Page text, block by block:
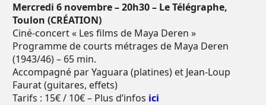
Mercredi 6 novembre – 20h30 – Le Télégraphe,
Toulon (CRÉATION)
Ciné-concert « Les films de Maya Deren »
Programme de courts métrages de Maya Deren
(1943/46) – 65 min.
Accompagné par Yaguara (platines) et Jean-Loup
Faurat (guitares, effets)
Tarifs : 15€ / 10€ – Plus d’infos ici